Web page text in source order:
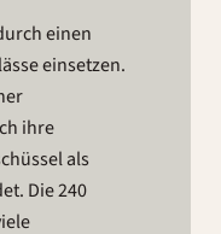
einen
einsetzen.
ihre
als
Die 240